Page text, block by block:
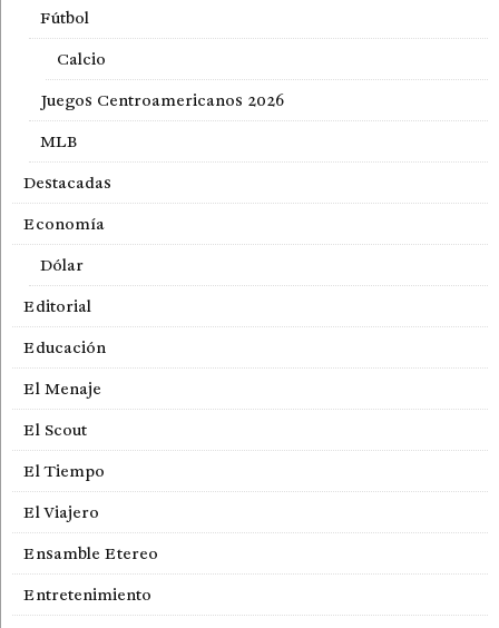
Fútbol
Calcio
Juegos Centroamericanos 2026
MLB
Destacadas
Economía
Dólar
Editorial
Educación
El Menaje
El Scout
El Tiempo
El Viajero
Ensamble Etereo
Entretenimiento